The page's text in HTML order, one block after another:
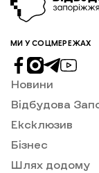
МИ У СОЦМЕРЕЖАХ
Новини
Відбудова
Ексклюзив
Бізнес
Шлях додому